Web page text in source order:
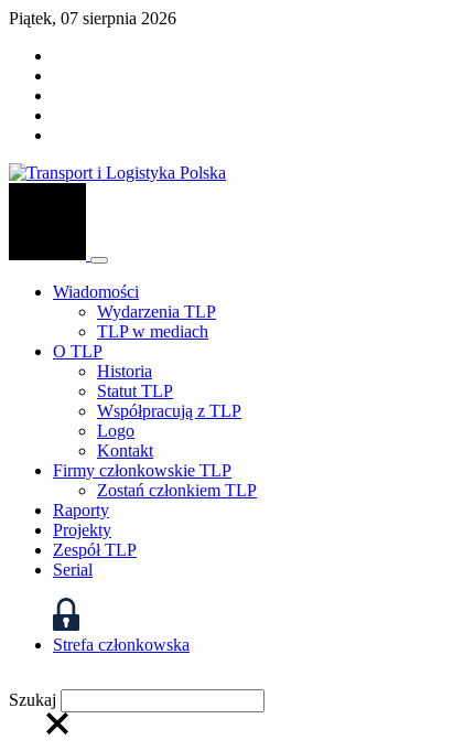
Piątek, 07 sierpnia 2026
Wiadomości
Wydarzenia TLP
TLP w mediach
O TLP
Historia
Statut TLP
Współpracują z TLP
Logo
Kontakt
Firmy członkowskie TLP
Zostań członkiem TLP
Raporty
Projekty
Zespół TLP
Serial
Strefa członkowska
Szukaj